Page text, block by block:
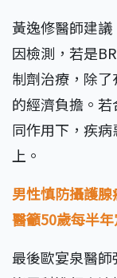
黃逸修醫師建
因檢測，若是
制劑治療，除
的經濟負擔。
同作用下，疾
上。
男性慎防攝護腺
醫籲50歲每半年
最後歐宴泉醫